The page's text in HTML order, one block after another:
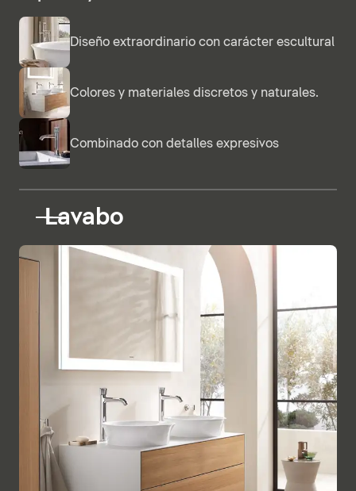
Diseño extraordinario con carácter escultural
Colores y materiales discretos y naturales.
Combinado con detalles expresivos
Lavabo